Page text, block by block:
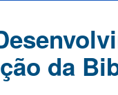
da